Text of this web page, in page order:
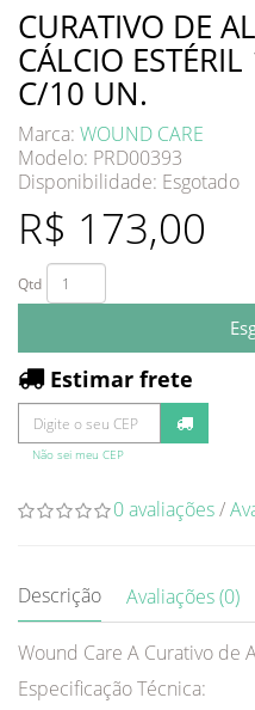
CURATIVO DE
CÁLCIO
C/10 UN.
Marca: WOUND CARE
Modelo: PRD00393
Disponibilidade: Esgotado
R$ 173,00
Qtd
Estimar frete
Não sei meu CEP
0 avaliações/
Descrição Avaliações (0)
Wound Care A Curativo de
Especificação Técnica: